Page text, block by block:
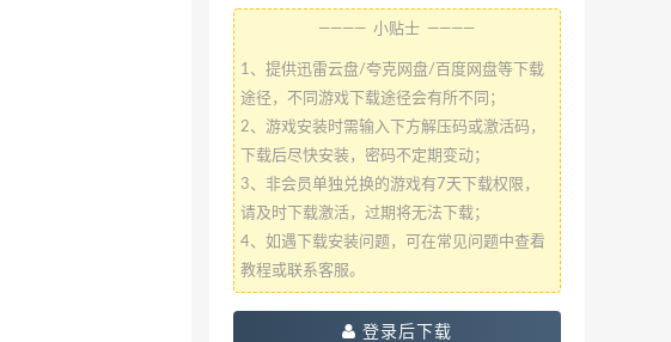
———— 小贴士 ————
1、提供迅雷云盘/夸克网盘/百度网盘等下载
途径，不同游戏下载途径会有所不同；
2、游戏安装时需输入下方解压码或激活码，
下载后尽快安装，密码不定期变动；
3、非会员单独兑换的游戏有7天下载权限，
请及时下载激活，过期将无法下载；
4、如遇下载安装问题，可在常见问题中查看
教程或联系客服。
登录后下载